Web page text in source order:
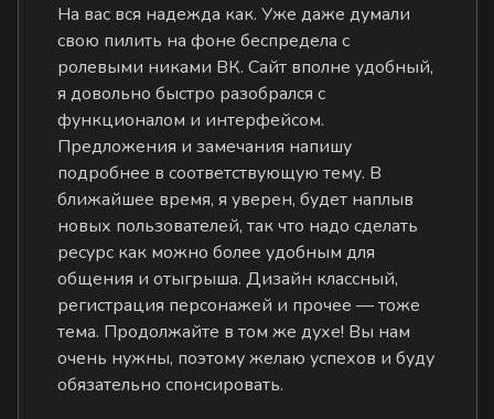
На вас вся надежда как. Уже даже думали
свою пилить на фоне беспредела с
ролевыми никами ВК. Сайт вполне удобный,
я довольно быстро разобрался с
функционалом и интерфейсом.
Предложения и замечания напишу
подробнее в соответствующую тему. В
ближайшее время, я уверен, будет наплыв
новых пользователей, так что надо сделать
ресурс как можно более удобным для
общения и отыгрыша. Дизайн классный,
регистрация персонажей и прочее — тоже
тема. Продолжайте в том же духе! Вы нам
очень нужны, поэтому желаю успехов и буду
обязательно спонсировать.